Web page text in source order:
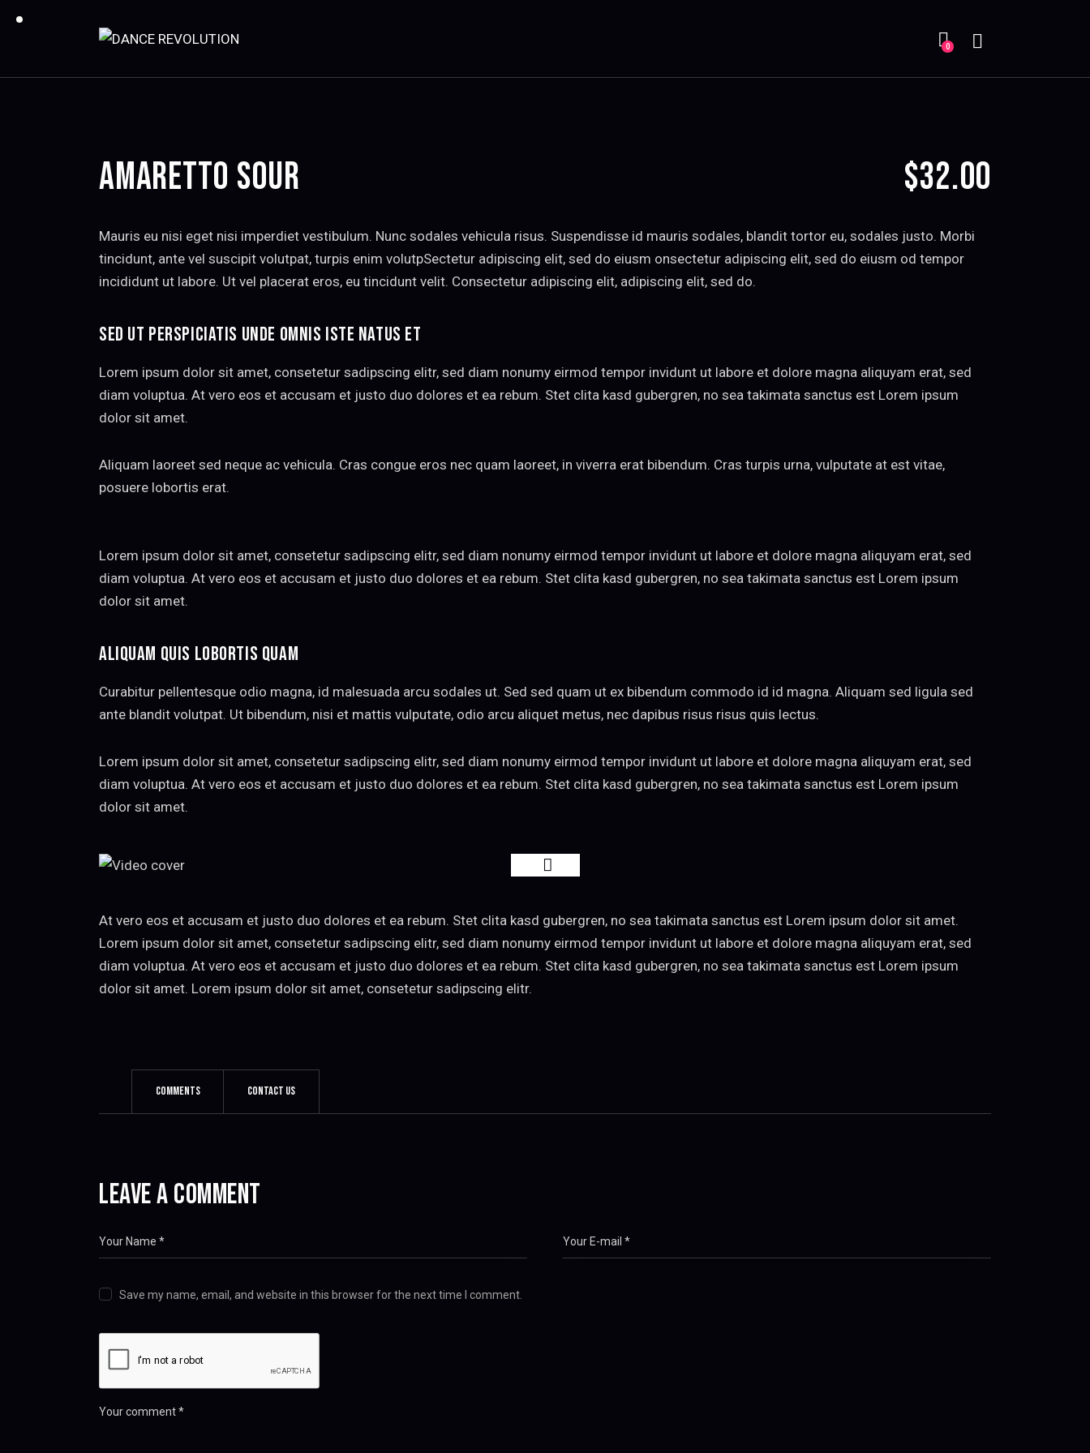
0 Search
AMARETTO SOUR $32.00
Mauris eu nisi eget nisi imperdiet vestibulum. Nunc sodales vehicula risus. Suspendisse id mauris sodales, blandit tortor eu, sodales justo. Morbi
tincidunt, ante vel suscipit volutpat, turpis enim volutpSectetur adipiscing elit, sed do eiusm onsectetur adipiscing elit, sed do eiusm od tempor
incididunt ut labore. Ut vel placerat eros, eu tincidunt velit. Consectetur adipiscing elit, adipiscing elit, sed do.
SED UT PERSPICIATIS UNDE OMNIS ISTE NATUS ET
Lorem ipsum dolor sit amet, consetetur sadipscing elitr, sed diam nonumy eirmod tempor invidunt ut labore et dolore magna aliquyam erat, sed
diam voluptua. At vero eos et accusam et justo duo dolores et ea rebum. Stet clita kasd gubergren, no sea takimata sanctus est Lorem ipsum
dolor sit amet.
Aliquam laoreet sed neque ac vehicula. Cras congue eros nec quam laoreet, in viverra erat bibendum. Cras turpis urna, vulputate at est vitae,
posuere lobortis erat.
Lorem ipsum dolor sit amet, consetetur sadipscing elitr, sed diam nonumy eirmod tempor invidunt ut labore et dolore magna aliquyam erat, sed
diam voluptua. At vero eos et accusam et justo duo dolores et ea rebum. Stet clita kasd gubergren, no sea takimata sanctus est Lorem ipsum
dolor sit amet.
ALIQUAM QUIS LOBORTIS QUAM
Curabitur pellentesque odio magna, id malesuada arcu sodales ut. Sed sed quam ut ex bibendum commodo id id magna. Aliquam sed ligula sed
ante blandit volutpat. Ut bibendum, nisi et mattis vulputate, odio arcu aliquet metus, nec dapibus risus risus quis lectus.
Lorem ipsum dolor sit amet, consetetur sadipscing elitr, sed diam nonumy eirmod tempor invidunt ut labore et dolore magna aliquyam erat, sed
diam voluptua. At vero eos et accusam et justo duo dolores et ea rebum. Stet clita kasd gubergren, no sea takimata sanctus est Lorem ipsum
dolor sit amet.
At vero eos et accusam et justo duo dolores et ea rebum. Stet clita kasd gubergren, no sea takimata sanctus est Lorem ipsum dolor sit amet.
Lorem ipsum dolor sit amet, consetetur sadipscing elitr, sed diam nonumy eirmod tempor invidunt ut labore et dolore magna aliquyam erat, sed
diam voluptua. At vero eos et accusam et justo duo dolores et ea rebum. Stet clita kasd gubergren, no sea takimata sanctus est Lorem ipsum
dolor sit amet. Lorem ipsum dolor sit amet, consetetur sadipscing elitr.
Comments Contact Us
LEAVE A COMMENT
Save my name, email, and website in this browser for the next time I comment.